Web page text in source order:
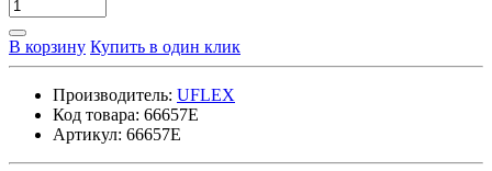
В корзину Купить в один клик
Производитель: UFLEX
Код товара: 66657E
Артикул: 66657E